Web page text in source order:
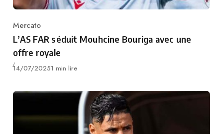
Category
Mercato
L’AS FAR séduit Mouhcine Bouriga avec une
offre royale
Publié
14/07/20251 min lire